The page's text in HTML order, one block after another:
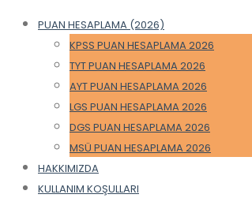
PUAN HESAPLAMA (2026)
KPSS PUAN HESAPLAMA 2026
TYT PUAN HESAPLAMA 2026
AYT PUAN HESAPLAMA 2026
LGS PUAN HESAPLAMA 2026
DGS PUAN HESAPLAMA 2026
MSÜ PUAN HESAPLAMA 2026
HAKKIMIZDA
KULLANIM KOŞULLARI